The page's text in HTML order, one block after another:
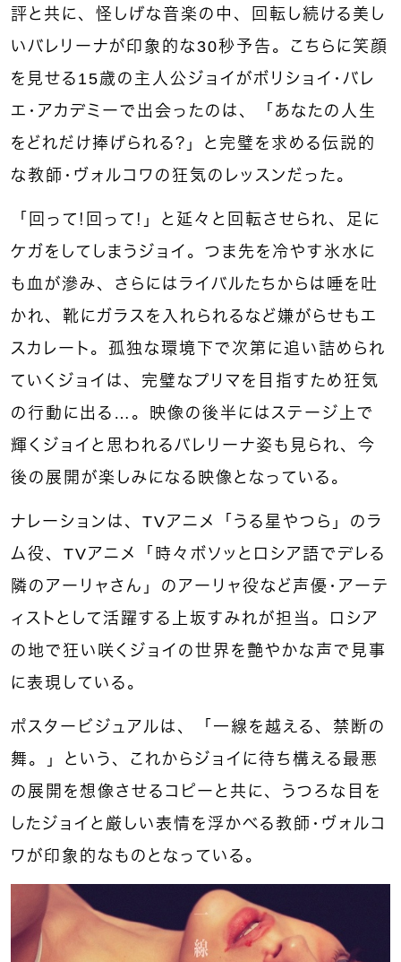
評と共に、怪しげな音楽の中、回転し続ける美し
いバレリーナが印象的な30秒予告。こちらに笑顔
を見せる15歳の主人公ジョイがボリショイ・バレ
エ・アカデミーで出会ったのは、「あなたの人生
をどれだけ捧げられる？」と完璧を求める伝説的
な教師・ヴォルコワの狂気のレッスンだった。
「回って！回って！」と延々と回転させられ、足に
ケガをしてしまうジョイ。つま先を冷やす氷水に
も血が滲み、さらにはライバルたちからは唾を吐
かれ、靴にガラスを入れられるなど嫌がらせもエ
スカレート。孤独な環境下で次第に追い詰められ
ていくジョイは、完璧なプリマを目指すため狂気
の行動に出る…。映像の後半にはステージ上で
輝くジョイと思われるバレリーナ姿も見られ、今
後の展開が楽しみになる映像となっている。
ナレーションは、TVアニメ「うる星やつら」のラ
ム役、TVアニメ「時々ボソッとロシア語でデレる
隣のアーリャさん」のアーリャ役など声優・アーテ
ィストとして活躍する上坂すみれが担当。ロシア
の地で狂い咲くジョイの世界を艶やかな声で見事
に表現している。
ポスタービジュアルは、「一線を越える、禁断の
舞。」という、これからジョイに待ち構える最悪
の展開を想像させるコピーと共に、うつろな目を
したジョイと厳しい表情を浮かべる教師・ヴォルコ
ワが印象的なものとなっている。